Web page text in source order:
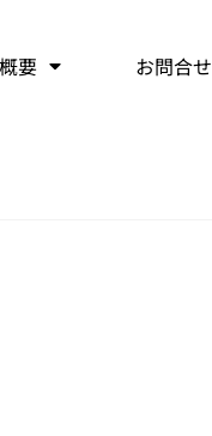
要 お問合せ